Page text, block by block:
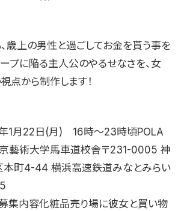
歳上の男性と過ごしてお金を貰う事を
プに陥る主人公のやるせなさを、女
点から制作します！
1月22日(月) 16時〜23時頃POLA
藝術大学馬車道校舎〒231-0005 神
本町4-44 横浜高速鉄道みなとみらい
集内容化粧品売り場に彼女と買い物